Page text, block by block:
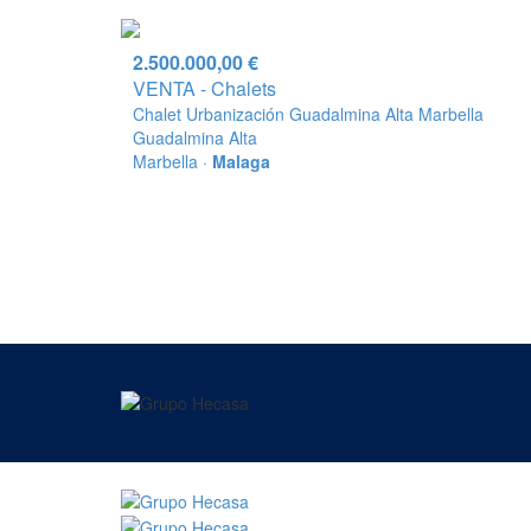
2.500.000,00 €
VENTA - Chalets
Chalet Urbanización Guadalmina Alta Marbella
Guadalmina Alta
Marbella · Malaga